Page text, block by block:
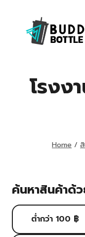
content
โรงง
Home /
ค้นหาสินค้าด้ว
ต่ำกว่า 100 ฿